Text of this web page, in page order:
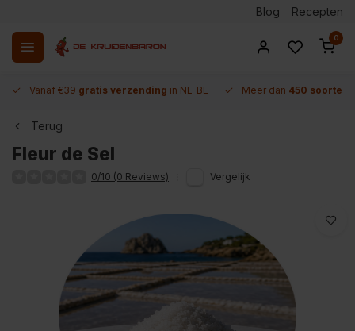
Blog Recepten
0
Vanaf €39 gratis verzending in NL-BE Meer dan 450 soorten
Terug
Fleur de Sel
0/10 (0 Reviews) Vergelijk